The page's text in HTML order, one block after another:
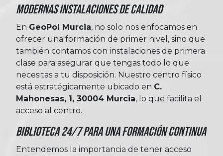
Modernas Instalaciones de Calidad
En GeoPol Murcia, no solo nos enfocamos en
ofrecer una formación de primer nivel, sino que
también contamos con instalaciones de primera
clase para asegurar que tengas todo lo que
necesitas a tu disposición. Nuestro centro físico
está estratégicamente ubicado en C.
Mahonesas, 1, 30004 Murcia, lo que facilita el
acceso al centro.
Biblioteca 24/7 para una formación Continua
Entendemos la importancia de tener acceso